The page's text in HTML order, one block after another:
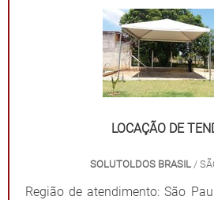
LOCAÇÃO DE
SOLUTOLDOS BRASIL /
Região de atendimento: São